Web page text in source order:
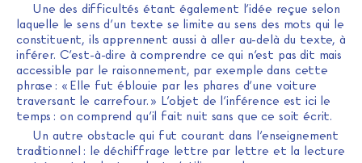
Une des difficultés étant également l’idée reçue selon
laquelle le sens d’un texte se limite au sens des mots qui le
constituent, ils apprennent aussi à aller au-delà du texte, à
inférer. C’est-à-dire à comprendre ce qui n’est pas dit mais
accessible par le raisonnement, par exemple dans cette
phrase : « Elle fut éblouie par les phares d’une voiture
traversant le carrefour. » L’objet de l’inférence est ici le
temps : on comprend qu’il fait nuit sans que ce soit écrit.
Un autre obstacle qui fut courant dans l’enseignement
traditionnel : le déchiffrage lettre par lettre et la lecture